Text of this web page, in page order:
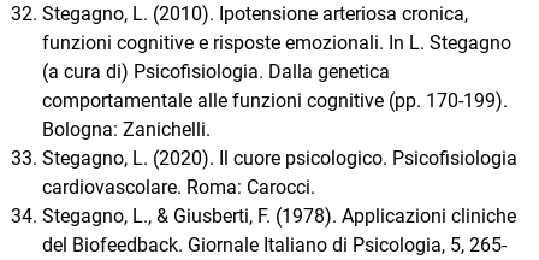
Stegagno, L. (2010). Ipotensione arteriosa cronica,
funzioni cognitive e risposte emozionali. In L. Stegagno
(a cura di) Psicofisiologia. Dalla genetica
comportamentale alle funzioni cognitive (pp. 170-199).
Bologna: Zanichelli.
Stegagno, L. (2020). Il cuore psicologico. Psicofisiologia
cardiovascolare. Roma: Carocci.
Stegagno, L., & Giusberti, F. (1978). Applicazioni cliniche
del Biofeedback. Giornale Italiano di Psicologia, 5, 265-